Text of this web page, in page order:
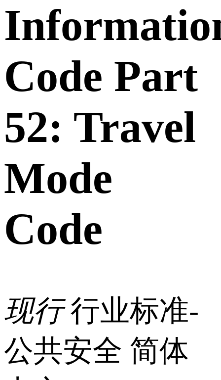
Code Part
52: Travel
Mode
Code
现行 行业标准-
公共安全 简体